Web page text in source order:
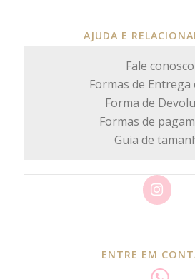
AJUDA E
Fale conosco
Formas de Entrega
Forma de
Formas de
Guia de
ENTRE EM